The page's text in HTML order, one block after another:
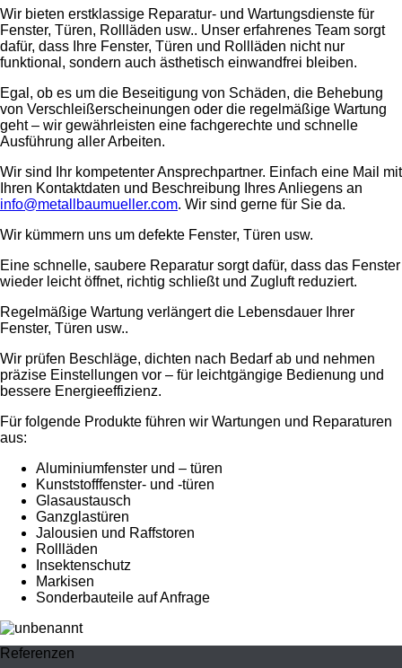
Wir bieten erstklassige Reparatur- und Wartungsdienste für
Fenster, Türen, Rollläden usw.. Unser erfahrenes Team sorgt
dafür, dass Ihre Fenster, Türen und Rollläden nicht nur
funktional, sondern auch ästhetisch einwandfrei bleiben.
Egal, ob es um die Beseitigung von Schäden, die Behebung
von Verschleißerscheinungen oder die regelmäßige Wartung
geht – wir gewährleisten eine fachgerechte und schnelle
Ausführung aller Arbeiten.
Wir sind Ihr kompetenter Ansprechpartner. Einfach eine Mail mit
Ihren Kontaktdaten und Beschreibung Ihres Anliegens an
info@metallbaumueller.com. Wir sind gerne für Sie da.
Wir kümmern uns um defekte Fenster, Türen usw.
Eine schnelle, saubere Reparatur sorgt dafür, dass das Fenster
wieder leicht öffnet, richtig schließt und Zugluft reduziert.
Regelmäßige Wartung verlängert die Lebensdauer Ihrer
Fenster, Türen usw..
Wir prüfen Beschläge, dichten nach Bedarf ab und nehmen
präzise Einstellungen vor – für leichtgängige Bedienung und
bessere Energieeffizienz.
Für folgende Produkte führen wir Wartungen und Reparaturen
aus:
Aluminiumfenster und – türen
Kunststofffenster- und -türen
Glasaustausch
Ganzglastüren
Jalousien und Raffstoren
Rollläden
Insektenschutz
Markisen
Sonderbauteile auf Anfrage
Referenzen